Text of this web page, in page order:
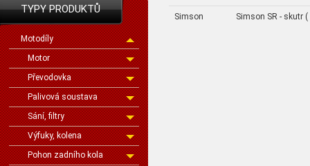
TYPY PRODUKTŮ
Motodíly
Motor
Převodovka
Palivová soustava
Sání, filtry
Výfuky, kolena
Pohon zadního kola
Simson Simson SR - skutr